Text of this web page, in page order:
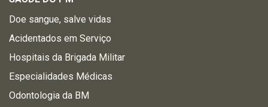
Doe sangue, salve vidas
Acidentados em Serviço
Hospitais da Brigada Militar
Especialidades Médicas
Odontologia da BM